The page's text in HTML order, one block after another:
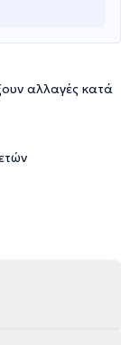
αλλαγές κατά